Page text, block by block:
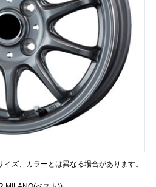
ズ、カラーとは異なる場合があります。